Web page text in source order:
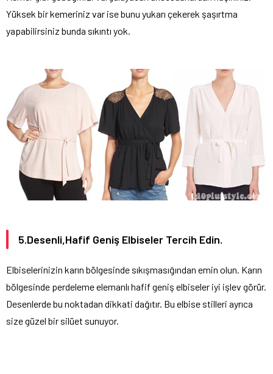
Yüksek bir kemeriniz var ise bunu yukarı çekerek şaşırtma
yapabilirsiniz bunda sıkıntı yok.
5.Desenli,Hafif Geniş Elbiseler Tercih Edin.
Elbiselerinizin karın bölgesinde sıkışmasığından emin olun. Karın
bölgesinde perdeleme elemanlı hafif geniş elbiseler iyi işlev görür.
Desenlerde bu noktadan dikkati dağıtır. Bu elbise stilleri ayrıca
size güzel bir silüet sunuyor.